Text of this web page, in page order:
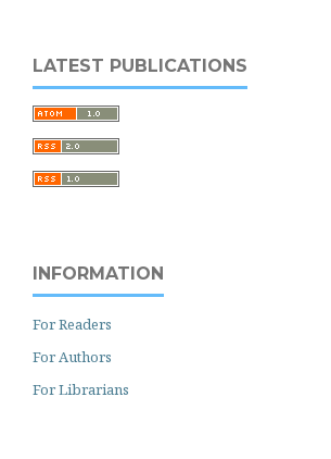
LATEST PUBLICATIONS
INFORMATION
For Readers
For Authors
For Librarians